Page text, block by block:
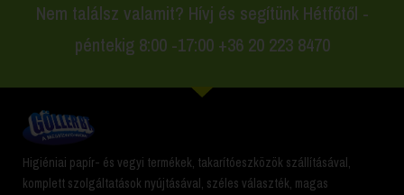
Nem találsz valamit? Hívj és segítünk Hétfőtől -
péntekig 8:00 -17:00 +36 20 223 8470
Higiéniai papír- és vegyi termékek, takarítóeszközök szállításával,
komplett szolgáltatások nyújtásával, széles választék, magas